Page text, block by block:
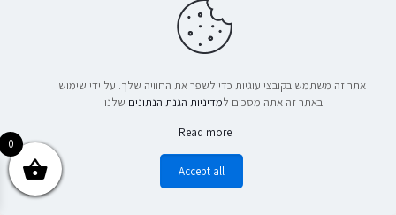
אתר זה משתמש בקובצי עוגיות כדי לשפר את החוויה שלך. על ידי שימוש
באתר זה אתה מסכים למדיניות הגנת הנתונים שלנו.
Read more
Accept all
0